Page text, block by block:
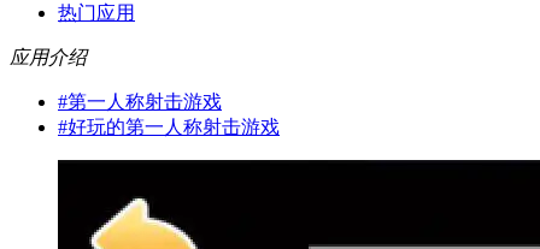
热门应用
应用介绍
#第一人称射击游戏
#好玩的第一人称射击游戏